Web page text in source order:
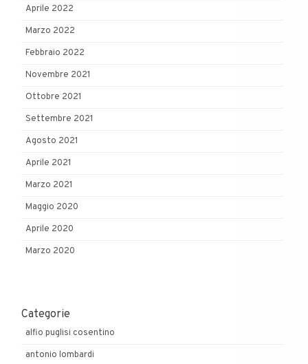
Aprile 2022
Marzo 2022
Febbraio 2022
Novembre 2021
Ottobre 2021
Settembre 2021
Agosto 2021
Aprile 2021
Marzo 2021
Maggio 2020
Aprile 2020
Marzo 2020
Categorie
alfio puglisi cosentino
antonio lombardi